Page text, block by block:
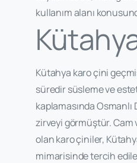
kullanım alanı
Kütahya karo çini
süredir süsleme ve
kaplamasında
zirveyi görmüştür. Cam
olan karo çiniler,
mimarisinde tercih